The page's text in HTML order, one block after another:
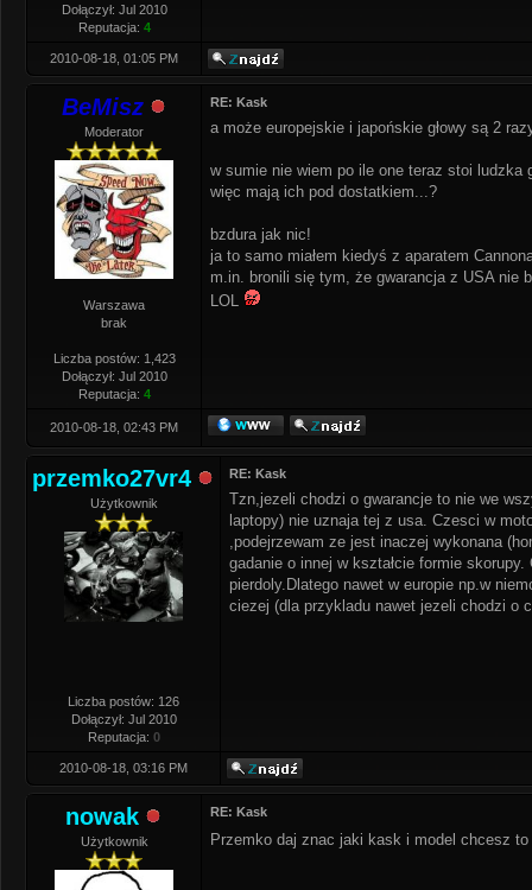
Dołączył: Jul 2010
Reputacja: 4
2010-08-18, 01:05 PM
BeMisz
Moderator
Warszawa
brak
Liczba postów: 1,423
Dołączył: Jul 2010
Reputacja: 4
RE: Kask
a może europejskie i japońskie głowy są 2
w sumie nie wiem po ile one teraz stoi ludzka
więc mają ich pod dostatkiem...?
bzdura jak nic!
ja to samo miałem kiedyś z aparatem
m.in. bronili się tym, że gwarancja z USA nie
LOL
2010-08-18, 02:43 PM
przemko27vr4
Użytkownik
Liczba postów: 126
Dołączył: Jul 2010
Reputacja: 0
RE: Kask
Tzn,jezeli chodzi o gwarancje to nie we
laptopy) nie uznaja tej z usa. Czesci w
,podejrzewam ze jest inaczej wykonana
gadanie o innej w kształcie formie
pierdoly.Dlatego nawet w europie np.w
ciezej (dla przykladu nawet jezeli chodzi o
2010-08-18, 03:16 PM
nowak
Użytkownik
RE: Kask
Przemko daj znac jaki kask i model chcesz